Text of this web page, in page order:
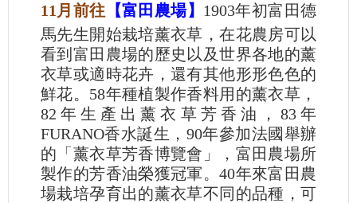
11月前往 【富田農場】 1903年初富田德
馬先生開始栽培薰衣草，在花農房可以
看到富田農場的歷史以及世界各地的薰
衣草或適時花卉，還有其他形形色色的
鮮花。58年種植製作香料用的薰衣草，
82年生產出薰衣草芳香油，83年
FURANO香水誕生，90年參加法國舉辦
的「薰衣草芳香博覽會」，富田農場所
製作的芳香油榮獲冠軍。40年來富田農
場栽培孕育出的薰衣草不同的品種，可